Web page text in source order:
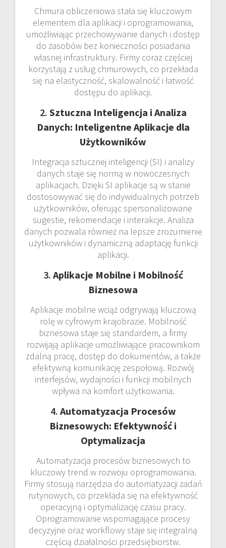
Chmura obliczeniowa stała się kluczowym
elementem dla aplikacji i oprogramowania,
umożliwiając przechowywanie danych i dostęp
do zasobów bez konieczności posiadania
własnej infrastruktury. Firmy coraz częściej
korzystają z usług chmurowych, co przekłada
się na elastyczność, skalowalność i łatwość
dostępu do aplikacji.
2. Sztuczna Inteligencja i Analiza
Danych: Inteligentne Aplikacje dla
Użytkowników
Integracja sztucznej inteligencji (SI) i analizy
danych staje się normą w nowoczesnych
aplikacjach. Dzięki SI aplikacje są w stanie
dostosowywać się do indywidualnych potrzeb
użytkowników, oferując spersonalizowane
sugestie, rekomendacje i interakcje. Analiza
danych pozwala również na lepsze zrozumienie
użytkowników i dynamiczną adaptację funkcji
aplikacji.
3. Aplikacje Mobilne i Mobilność
Biznesowa
Aplikacje mobilne wciąż odgrywają kluczową
rolę w cyfrowym krajobrazie. Mobilność
biznesowa staje się standardem, a firmy
rozwijają aplikacje umożliwiające pracownikom
zdalną pracę, dostęp do dokumentów, a także
efektywną komunikację zespołową. Rozwój
interfejsów, wydajności i funkcji mobilnych
wpływa na komfort użytkowania.
4. Automatyzacja Procesów
Biznesowych: Efektywność i
Optymalizacja
Automatyzacja procesów biznesowych to
kluczowy trend w rozwoju oprogramowania.
Firmy stosują narzędzia do automatyzacji zadań
rutynowych, co przekłada się na efektywność
operacyjną i optymalizację czasu pracy.
Oprogramowanie wspomagające procesy
decyzyjne oraz workflowy staje się integralną
częścią działalności przedsiębiorstw.